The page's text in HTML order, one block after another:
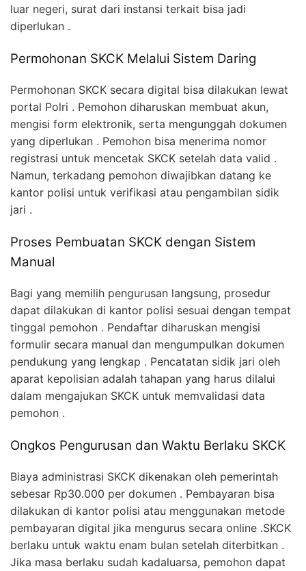
luar negeri, surat dari instansi terkait bisa jadi
diperlukan .
Permohonan SKCK Melalui Sistem Daring
Permohonan SKCK secara digital bisa dilakukan lewat
portal Polri . Pemohon diharuskan membuat akun,
mengisi form elektronik, serta mengunggah dokumen
yang diperlukan . Pemohon bisa menerima nomor
registrasi untuk mencetak SKCK setelah data valid .
Namun, terkadang pemohon diwajibkan datang ke
kantor polisi untuk verifikasi atau pengambilan sidik
jari .
Proses Pembuatan SKCK dengan Sistem
Manual
Bagi yang memilih pengurusan langsung, prosedur
dapat dilakukan di kantor polisi sesuai dengan tempat
tinggal pemohon . Pendaftar diharuskan mengisi
formulir secara manual dan mengumpulkan dokumen
pendukung yang lengkap . Pencatatan sidik jari oleh
aparat kepolisian adalah tahapan yang harus dilalui
dalam mengajukan SKCK untuk memvalidasi data
pemohon .
Ongkos Pengurusan dan Waktu Berlaku SKCK
Biaya administrasi SKCK dikenakan oleh pemerintah
sebesar Rp30.000 per dokumen . Pembayaran bisa
dilakukan di kantor polisi atau menggunakan metode
pembayaran digital jika mengurus secara online .SKCK
berlaku untuk waktu enam bulan setelah diterbitkan .
Jika masa berlaku sudah kadaluarsa, pemohon dapat